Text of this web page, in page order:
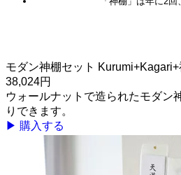
モダン神棚セット Kurumi+Kagari+
38,024円
ウォールナットで造られたモダン
りできます。
▶ 購入する